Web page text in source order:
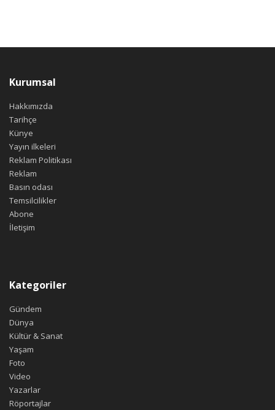
Kurumsal
Hakkımızda
Tarihçe
Künye
Yayın ilkeleri
Reklam Politikası
Reklam
Basın odası
Temsilcilikler
Abone
İletişim
Kategoriler
Gündem
Dünya
Kültür & Sanat
Yaşam
Foto
Video
Yazarlar
Röportajlar